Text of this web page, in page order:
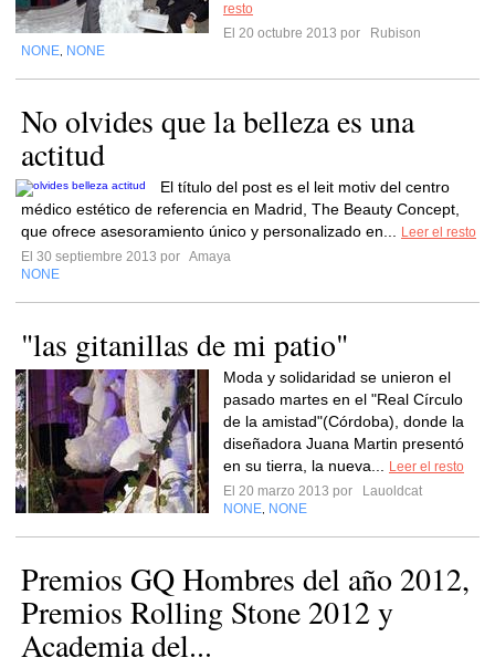
resto
El 20 octubre 2013 por
Rubison
NONE NONE
No olvides que la belleza es una
actitud
El título del post es el leit motiv del centro
médico estético de referencia en Madrid, The Beauty Concept,
que ofrece asesoramiento único y personalizado en...
Leer el resto
El 30 septiembre 2013 por Amaya
NONE
"las gitanillas de mi patio"
Moda y solidaridad se unieron el
pasado martes en el "Real Círculo
de la amistad"(Córdoba), donde la
diseñadora Juana Martin presentó
en su tierra, la nueva...
Leer el resto
El 20 marzo 2013 por
Lauoldcat
NONE NONE
Premios GQ Hombres del año 2012,
Premios Rolling Stone 2012 y
Academia del...